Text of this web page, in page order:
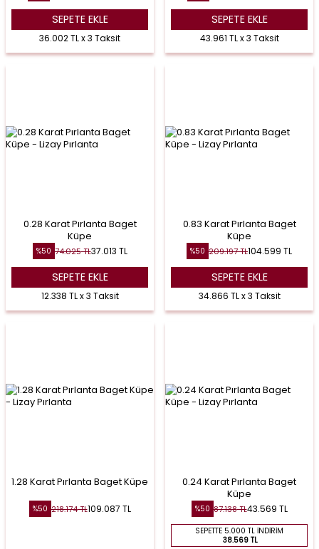
SEPETE EKLE
36.002 TL x 3 Taksit
SEPETE EKLE
43.961 TL x 3 Taksit
0.28 Karat Pırlanta Baget
Küpe
%50 74.025TL37.013 TL
SEPETE EKLE
12.338 TL x 3 Taksit
0.83 Karat Pırlanta Baget
Küpe
%50 209.197TL104.599 TL
SEPETE EKLE
34.866 TL x 3 Taksit
1.28 Karat Pırlanta Baget Küpe
%50 218.174TL109.087 TL
0.24 Karat Pırlanta Baget
Küpe
%50 87.138TL43.569 TL
SEPETTE 5.000 TL İNDIRIM
38.569 TL